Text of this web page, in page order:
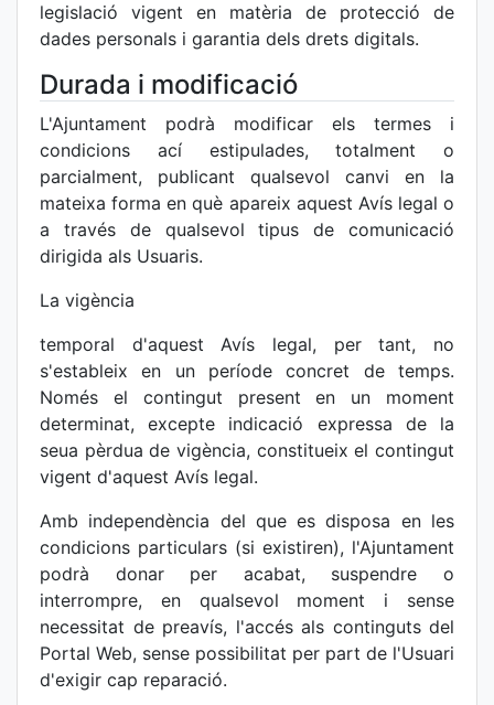
legislació vigent en matèria de protecció de
dades personals i garantia dels drets digitals.
Durada i modificació
L'Ajuntament podrà modificar els termes i
condicions ací estipulades, totalment o
parcialment, publicant qualsevol canvi en la
mateixa forma en què apareix aquest Avís legal o
a través de qualsevol tipus de comunicació
dirigida als Usuaris.
La vigència
temporal d'aquest Avís legal, per tant, no
s'estableix en un període concret de temps.
Només el contingut present en un moment
determinat, excepte indicació expressa de la
seua pèrdua de vigència, constitueix el contingut
vigent d'aquest Avís legal.
Amb independència del que es disposa en les
condicions particulars (si existiren), l'Ajuntament
podrà donar per acabat, suspendre o
interrompre, en qualsevol moment i sense
necessitat de preavís, l'accés als continguts del
Portal Web, sense possibilitat per part de l'Usuari
d'exigir cap reparació.